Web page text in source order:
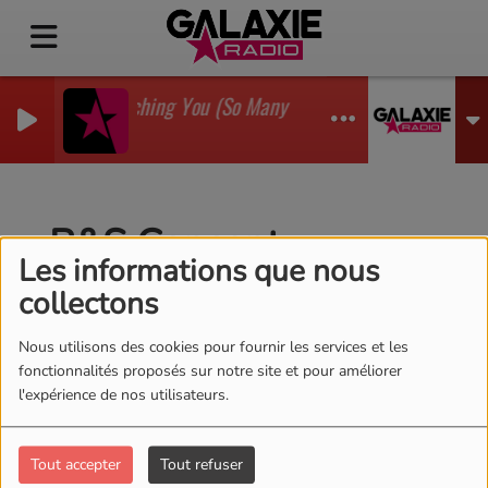
Les informations que nous
collectons
Nous utilisons des cookies pour fournir les services et les
fonctionnalités proposés sur notre site et pour améliorer
l'expérience de nos utilisateurs.
Tout accepter Tout refuser
I'm Watching You (So Many Times) (Sean Finn
GADJO
B&S Concept
Hervé et Cédric, producteurs et DJ
de la région, ont signé sur plusieurs
labels depuis 2016 : Large Music,
Salted Music, Serial Records etc...
Ils dirigent aussi leur label B&S